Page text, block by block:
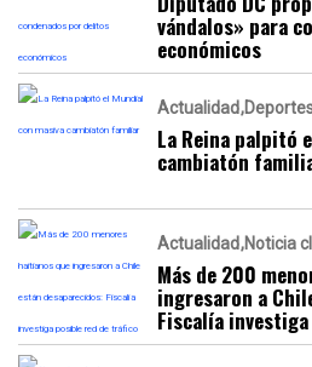
vándalos» para
económicos
Actualidad
La Reina palpitó
cambiatón
Actualidad Noticia
Más de 200
ingresaron a
Fiscalía